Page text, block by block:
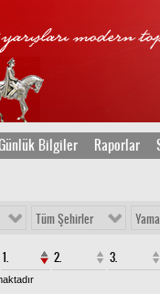
Bilgiler Raporlar
Tüm Şehirler
1. 2. 3.